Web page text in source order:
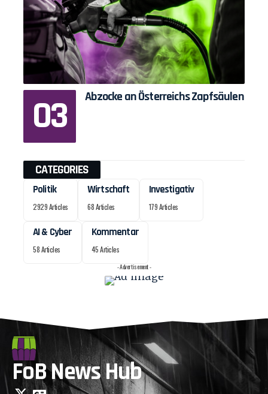
Abzocke an Österreichs Zapfsäulen
CATEGORIES
Politik
2929 Articles
Wirtschaft
68 Articles
Investigativ
179 Articles
AI & Cyber
58 Articles
Kommentar
45 Articles
- Advertisement -
FoB News Hub